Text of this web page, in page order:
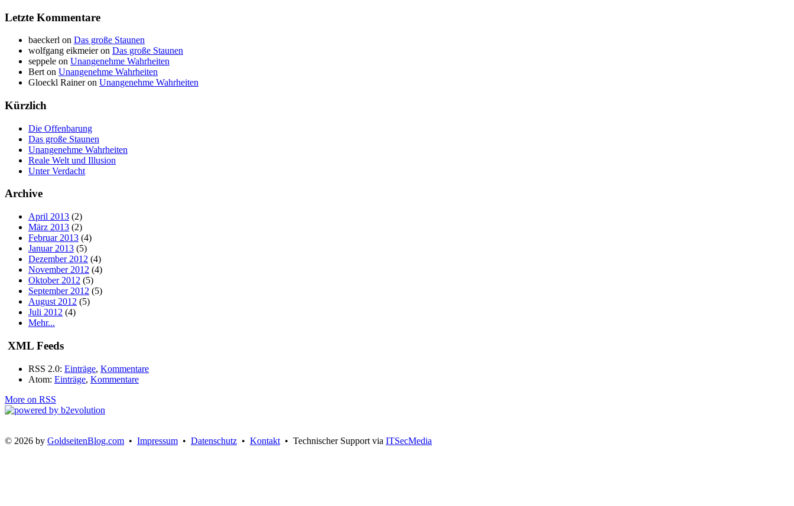
Letzte Kommentare
baeckerl on Das große Staunen
wolfgang eikmeier on Das große Staunen
seppele on Unangenehme Wahrheiten
Bert on Unangenehme Wahrheiten
Gloeckl Rainer on Unangenehme Wahrheiten
Kürzlich
Die Offenbarung
Das große Staunen
Unangenehme Wahrheiten
Reale Welt und Illusion
Unter Verdacht
Archive
April 2013 (2)
März 2013 (2)
Februar 2013 (4)
Januar 2013 (5)
Dezember 2012 (4)
November 2012 (4)
Oktober 2012 (5)
September 2012 (5)
August 2012 (5)
Juli 2012 (4)
Mehr...
XML Feeds
RSS 2.0: Einträge, Kommentare
Atom: Einträge, Kommentare
More on RSS
© 2026 by GoldseitenBlog.com • Impressum • Datenschutz • Kontakt • Technischer Support via ITSecMedia